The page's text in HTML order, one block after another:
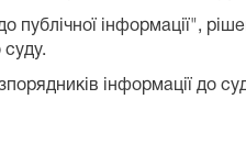
публічної інформації",
інформації до